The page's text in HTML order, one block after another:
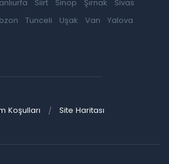
Siirt Sinop Şırnak
Sivas
Tunceli Uşak Van
Yalova
Koşulları Site Haritası